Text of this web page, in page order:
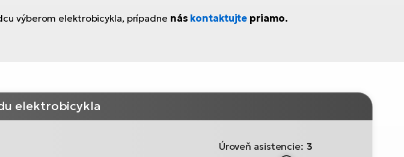
výberom elektrobicykla, prípadne nás kontaktujte priamo.
elektrobicykla
Úroveň asistencie: 3